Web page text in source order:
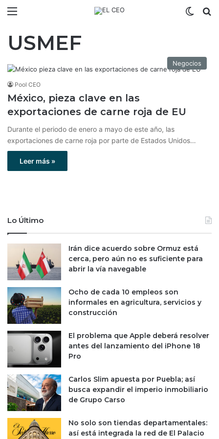
USMEF
Negocios
Pool CEO
México, pieza clave en las
exportaciones de carne roja de EU
Durante el periodo de enero a mayo de este año, las
exportaciones de carne roja por parte de Estados Unidos…
Leer más »
Lo Último
Irán dice acuerdo sobre Ormuz está
cerca, pero aún no es suficiente para
abrir la vía navegable
Ocho de cada 10 empleos son
informales en agricultura, servicios y
construcción
El problema que Apple deberá resolver
antes del lanzamiento del iPhone 18
Pro
Carlos Slim apuesta por Puebla; así
busca expandir el imperio inmobiliario
de Grupo Carso
No solo son tiendas departamentales:
así está integrada la red de El Palacio